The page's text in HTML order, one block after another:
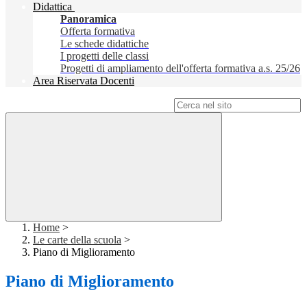
Didattica
Panoramica
Offerta formativa
Le schede didattiche
I progetti delle classi
Progetti di ampliamento dell'offerta formativa a.s. 25/26
Area Riservata Docenti
Home >
Le carte della scuola >
Piano di Miglioramento
Piano di Miglioramento